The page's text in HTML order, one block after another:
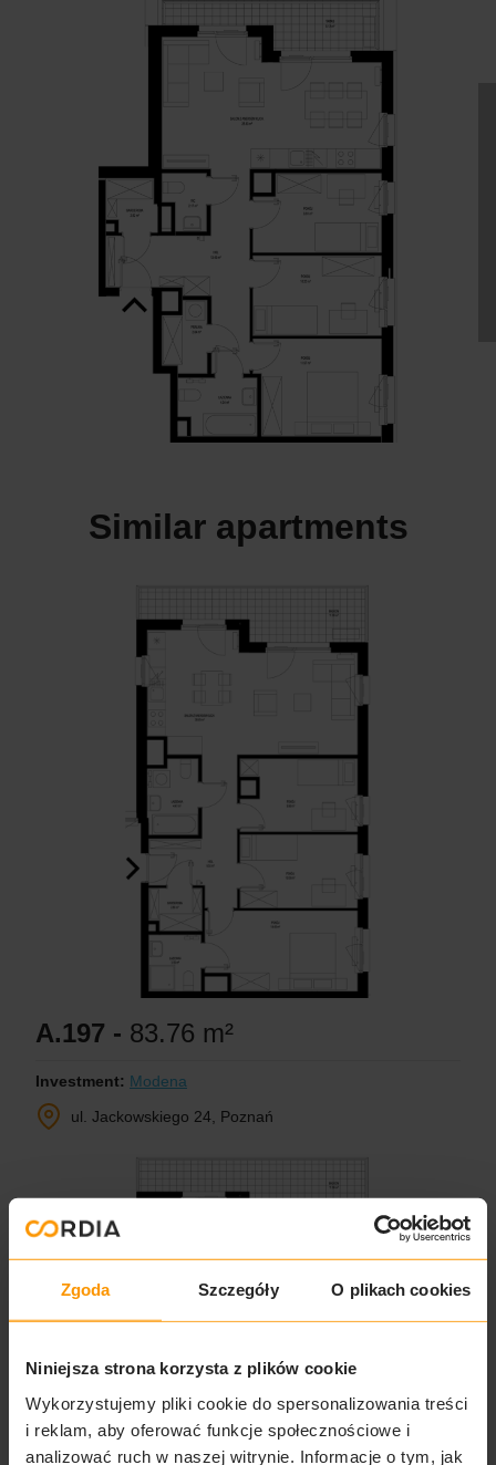
Zgoda Szczegóły O plikach cookies
Niniejsza strona korzysta z plików cookie
Wykorzystujemy pliki cookie do spersonalizowania treści
i reklam, aby oferować funkcje społecznościowe i
analizować ruch w naszej witrynie. Informacje o tym, jak
Similar apartments
A.197 - 83.76 m²
Investment: Modena
ul. Jackowskiego 24, Poznań